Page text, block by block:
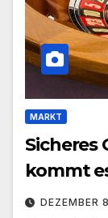
MARKT
Sicheres
kommt
DEZEMBER